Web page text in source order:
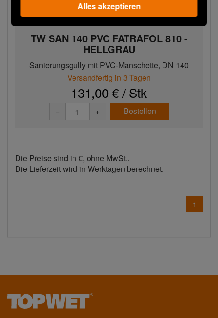
Alles akzeptieren
TW SAN 140 PVC FATRAFOL 810 -
HELLGRAU
Sanierungsgully mit PVC-Manschette, DN 140
Versandfertig in 3 Tagen
131,00 € / Stk
− + Bestellen
Die Preise sind in €, ohne MwSt..
Die Lieferzeit wird in Werktagen berechnet.
1